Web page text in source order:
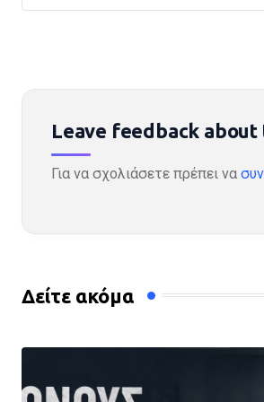
Leave feedback about
Για να σχολιάσετε πρέπει να
Δείτε ακόμα